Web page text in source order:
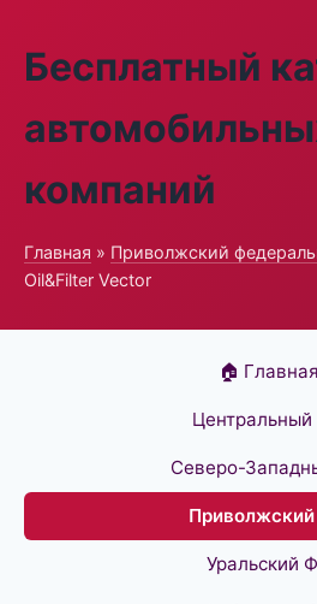
Бесплатный
компаний
Главная » Приволжский
Oil&Filter Vector
🏠 Главная
Северо-
Уральский